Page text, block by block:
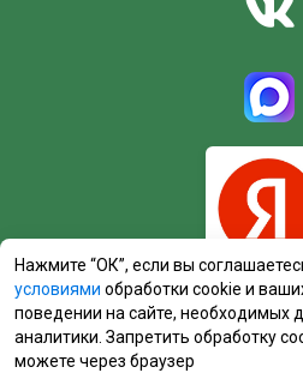
Нажмите “ОК”, если вы
условиями обработки cookie и
поведении на сайте, необходимых
аналитики. Запретить обработку
можете через браузер